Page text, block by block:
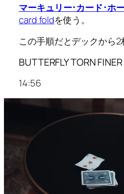
マーキュリー･カード･ホ
card foldを使う。
この手順だとデックから2
BUTTERFLY TORN
14:56